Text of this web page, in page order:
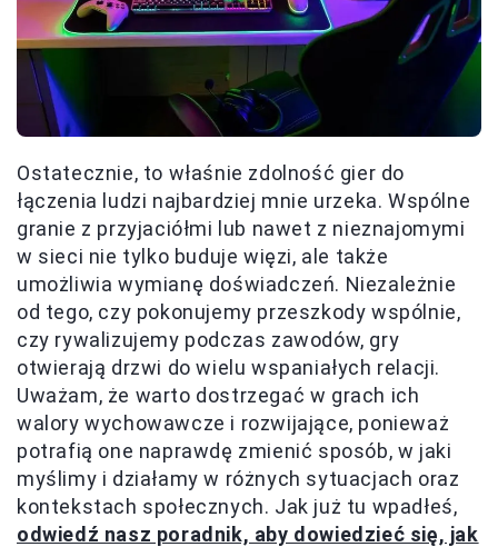
Ostatecznie, to właśnie zdolność gier do
łączenia ludzi najbardziej mnie urzeka. Wspólne
granie z przyjaciółmi lub nawet z nieznajomymi
w sieci nie tylko buduje więzi, ale także
umożliwia wymianę doświadczeń. Niezależnie
od tego, czy pokonujemy przeszkody wspólnie,
czy rywalizujemy podczas zawodów, gry
otwierają drzwi do wielu wspaniałych relacji.
Uważam, że warto dostrzegać w grach ich
walory wychowawcze i rozwijające, ponieważ
potrafią one naprawdę zmienić sposób, w jaki
myślimy i działamy w różnych sytuacjach oraz
kontekstach społecznych. Jak już tu wpadłeś,
odwiedź nasz poradnik, aby dowiedzieć się, jak